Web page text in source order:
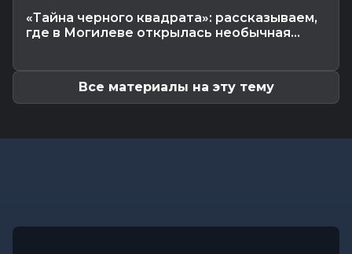
Костюковичском районе
Общество 07.08.2026 13:46
«Тайна черного квадрата»: рассказываем,
где в Могилеве открылась необычная...
Все материалы на эту тему